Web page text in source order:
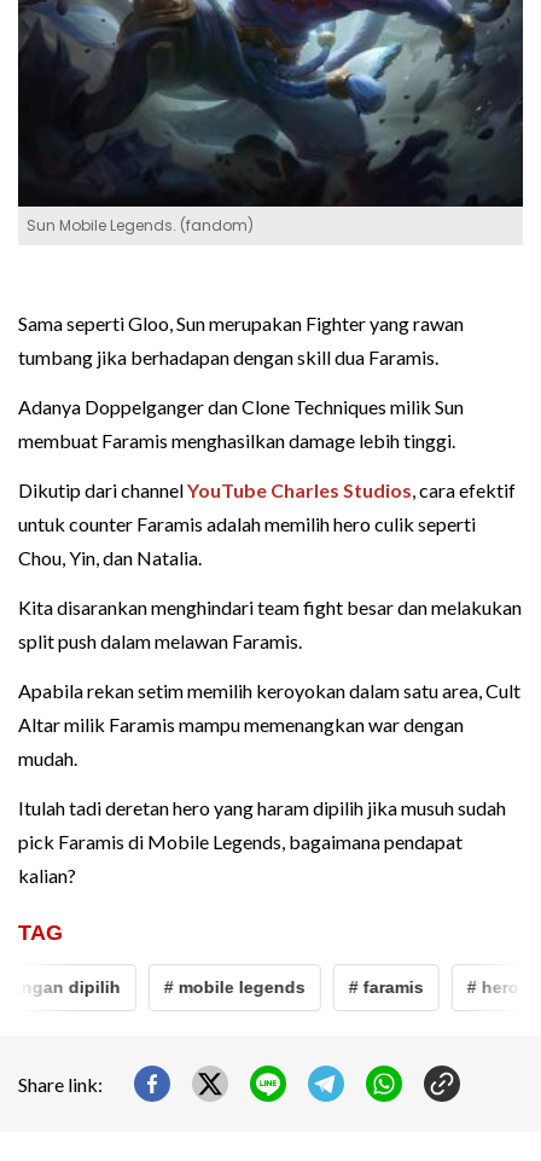
Sun Mobile Legends. (fandom)
Sama seperti Gloo, Sun merupakan Fighter yang rawan
tumbang jika berhadapan dengan skill dua Faramis.
Adanya Doppelganger dan Clone Techniques milik Sun
membuat Faramis menghasilkan damage lebih tinggi.
Dikutip dari channelYouTube Charles Studios, cara efektif
untuk counter Faramis adalah memilih hero culik seperti
Chou, Yin, dan Natalia.
Kita disarankan menghindari team fight besar dan melakukan
split push dalam melawan Faramis.
Apabila rekan setim memilih keroyokan dalam satu area, Cult
Altar milik Faramis mampu memenangkan war dengan
mudah.
Itulah tadi deretan hero yang haram dipilih jika musuh sudah
pick Faramis di Mobile Legends, bagaimana pendapat
kalian?
TAG
dipilih # mobile legends # faramis # hero
Share link: